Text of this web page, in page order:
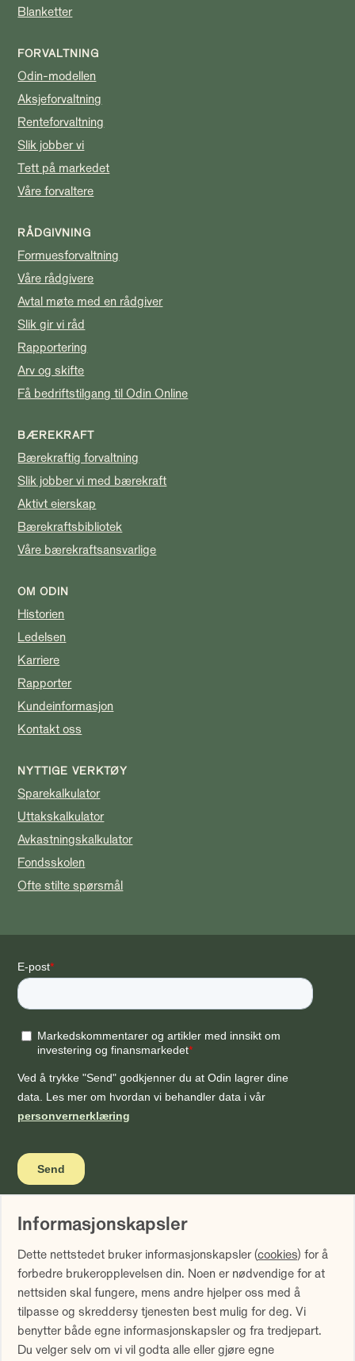
Blanketter
FORVALTNING
Odin-modellen
Aksjeforvaltning
Renteforvaltning
Slik jobber vi
Tett på markedet
Våre forvaltere
RÅDGIVNING
Formuesforvaltning
Våre rådgivere
Avtal møte med en rådgiver
Slik gir vi råd
Rapportering
Arv og skifte
Få bedriftstilgang til Odin Online
BÆREKRAFT
Bærekraftig forvaltning
Slik jobber vi med bærekraft
Aktivt eierskap
Bærekraftsbibliotek
Våre bærekraftsansvarlige
OM ODIN
Historien
Ledelsen
Karriere
Rapporter
Kundeinformasjon
Kontakt oss
NYTTIGE VERKTØY
Sparekalkulator
Uttakskalkulator
Avkastningskalkulator
Fondsskolen
Ofte stilte spørsmål
Vi gjør oppmerksom på at historisk avkastning ikke er noen
garanti for fremtidig avkastning. Fremtidig avkastning vil
blant annet avhenge av markedsutviklingen, forvalters
dyktighet, fondets risiko samt kostnader ved forvaltning.
Avkastningen kan bli negativ som følge av kurstap.
Avkastningen er fratrukket årlig forvaltningshonorar.
Informasjonskapsler
Dette nettstedet bruker informasjonskapsler (cookies) for å
forbedre brukeropplevelsen din. Noen er nødvendige for at
nettsiden skal fungere, mens andre hjelper oss med å
tilpasse og skreddersy tjenesten best mulig for deg. Vi
benytter både egne informasjonskapsler og fra tredjepart.
Du velger selv om vi vil godta alle eller gjøre egne